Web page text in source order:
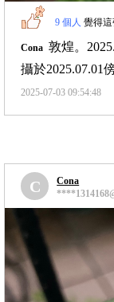
9 個人 覺得這
Cona 敦煌。
攝於2025.07.01
2025-07-03 09:54:48
C
Cona